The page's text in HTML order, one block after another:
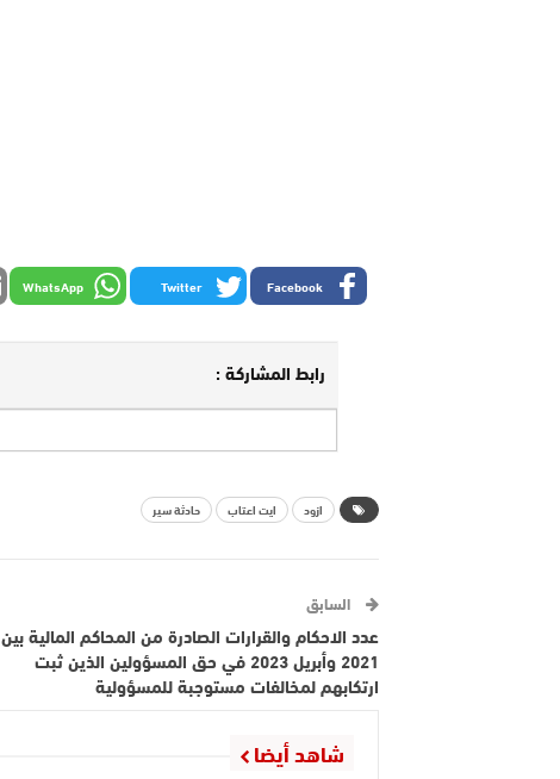
Facebook
Twitter
WhatsApp
رابط المشاركة :
ازود ايت اعتاب حادثة سير
السابق
عدد الاحكام والقرارات الصادرة من المحاكم المالية بين
2021 وأبريل 2023 في حق المسؤولين الذين ثبت
ارتكابهم لمخالفات مستوجبة للمسؤولية
شاهد أيضا